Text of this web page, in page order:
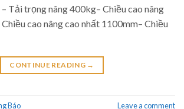
Tải trọng nâng 400kg– Chiều cao nâng
cao nâng cao nhất 1100mm– Chiều
CONTINUE READING →
Báo Leave a comment